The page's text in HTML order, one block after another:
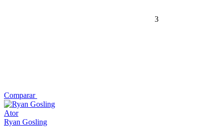
3
Comparar
Ator
Ryan Gosling